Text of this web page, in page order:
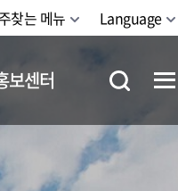
찾는 메뉴 Language
보센터